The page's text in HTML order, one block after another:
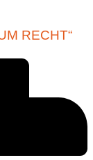
RECHT“